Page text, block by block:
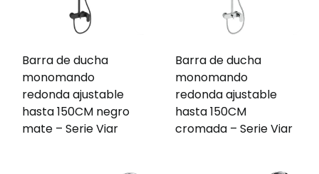
Barra de ducha
monomando
redonda ajustable
hasta 150CM negro
mate – Serie Viar
Barra de ducha
monomando
redonda ajustable
hasta 150CM
cromada – Serie Viar